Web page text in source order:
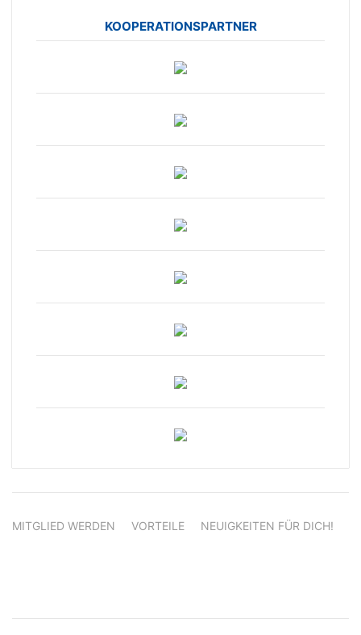
KOOPERATIONSPARTNER
MITGLIED WERDEN VORTEILE NEUIGKEITEN FÜR DICH!